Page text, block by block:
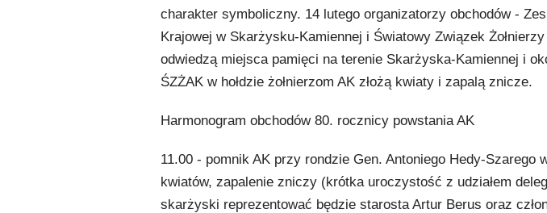
charakter symboliczny. 14 lutego organizatorzy obchodów -
Krajowej w Skarżysku-Kamiennej i Światowy Związek
odwiedzą miejsca pamięci na terenie Skarżyska-Kamiennej i
ŚZŻAK w hołdzie żołnierzom AK złożą kwiaty i zapalą znicze.
Harmonogram obchodów 80. rocznicy powstania AK
11.00 - pomnik AK przy rondzie Gen. Antoniego Hedy-Szarego
kwiatów, zapalenie zniczy (krótka uroczystość z udziałem
skarżyski reprezentować będzie starosta Artur Berus oraz